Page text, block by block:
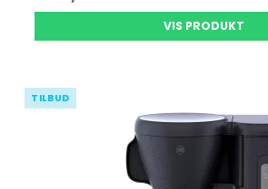
VIS PRODUKT
TILBUD